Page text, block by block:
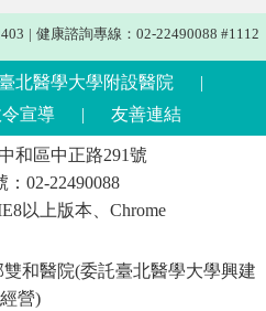
| 健康諮詢專線：02-22490088 #1112
北醫學大學附設醫院
|
宣導 | 友善連結
和區中正路291號
02-22490088
以上版本、Chrome
和醫院(委託臺北醫學大學興建
經營)